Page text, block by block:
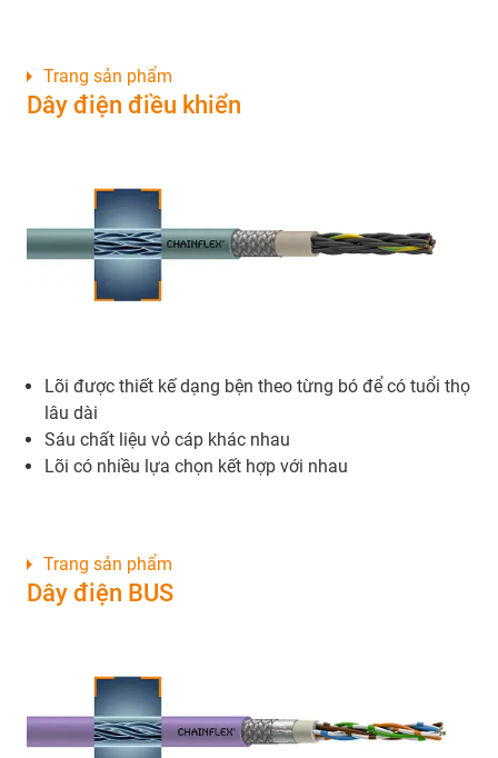
Dây điện điều khiển
Lõi được thiết kế dạng bện theo từng bó để có tuổi thọ
lâu dài
Sáu chất liệu vỏ cáp khác nhau
Lõi có nhiều lựa chọn kết hợp với nhau
Trang sản phẩm
Dây điện BUS
Trang sản phẩm